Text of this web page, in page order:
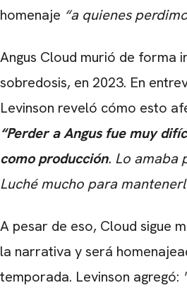
homenaje “a quienes
Angus Cloud murió de forma
sobredosis, en 2023. En
Levinson reveló cómo esto
“Perder a Angus fue muy
como producción. Lo amaba
Luché mucho para
A pesar de eso, Cloud sigue
la narrativa y será
temporada. Levinson agregó: